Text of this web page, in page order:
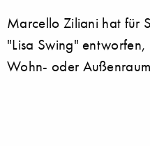
Marcello Ziliani hat für
"Lisa Swing"
Wohn- oder